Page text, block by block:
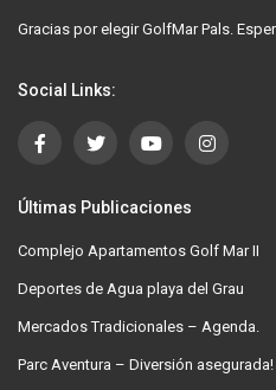
Gracias por elegir GolfMar Pals.
Social Links:
Últimas Publicaciones
Complejo Apartamentos Golf Mar II
Deportes de Agua playa del Grau
Mercados Tradicionales – Agenda.
Parc Aventura – Diversión asegurada!